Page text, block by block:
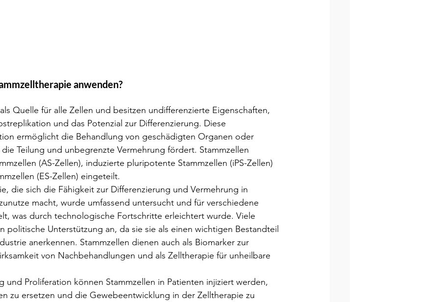
anwenden?
Quelle für alle Zellen und besitzen undifferenzierte Eigenschaften,
und das Potenzial zur Differenzierung. Diese
ermöglicht die Behandlung von geschädigten Organen oder
Teilung und unbegrenzte Vermehrung fördert. Stammzellen
(AS-Zellen), induzierte pluripotente Stammzellen (iPS-Zellen)
(ES-Zellen) eingeteilt.
die sich die Fähigkeit zur Differenzierung und Vermehrung in
macht, wurde umfassend untersucht und für verschiedene
was durch technologische Fortschritte erleichtert wurde. Viele
politische Unterstützung an, da sie sie als einen wichtigen Bestandteil
anerkennen. Stammzellen dienen auch als Biomarker zur
von Nachbehandlungen und als Zelltherapie für unheilbare
und Proliferation können Stammzellen in Patienten injiziert werden,
zu ersetzen und die Gewebeentwicklung in der Zelltherapie zu